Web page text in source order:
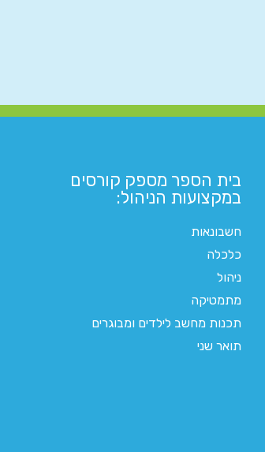
בית הספר מספק קורסים
במקצועות הניהול:
חשבונאות
כלכלה
ניהול
מתמטיקה
תכנות מחשב לילדים ומבוגרים
תואר שני